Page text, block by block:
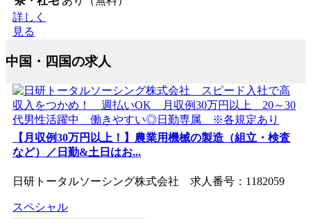
詳しく
見る
中国・四国の求人
【月収例30万円以上！】農業用機械の製造（組立・検査
など）／日勤&土日はお...
日研トータルソーシング株式会社 求人番号：1182059
スペシャル